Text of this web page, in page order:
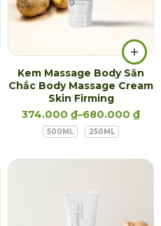
Kem Massage Body Săn
Chắc Body Massage Cream
Skin Firming
374.000 ₫–680.000 ₫
500ML 250ML